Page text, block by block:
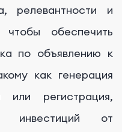
релевантности и
чтобы обеспечить
по объявлению к
как генерация
или регистрация,
инвестиций от